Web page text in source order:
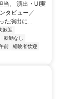
当。 演出・UI実
タビュー／
た演出に...
歓迎
転勤なし
前
経験者歓迎